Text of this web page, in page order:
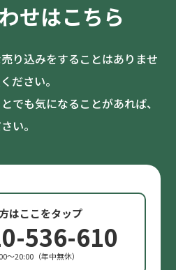
せはこちら
り込みをすることはありませ
ださい。
でも気になることがあれば、
い。
はここをタップ
536-610
〜20:00（年中無休）